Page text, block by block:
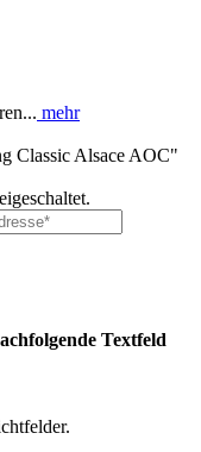
mehr
Classic Alsace AOC"
Textfeld